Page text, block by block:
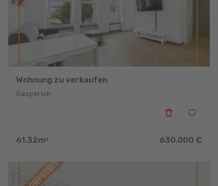
Wohnung zu verkaufen
Gasperich
61.32m 2 630.000 €